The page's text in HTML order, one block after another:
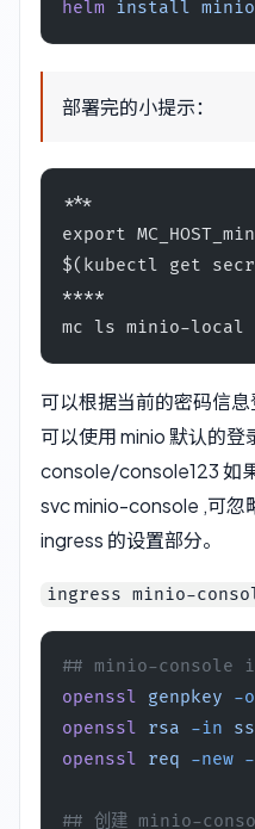
helm install minio
部署完的小提示：
***
export
$(kubectl get
****
mc ls minio-local
可以根据当前的密码信
可以使用 minio 默认的登
console/console123 如
svc minio-console ,可忽
ingress 的设置部分。
ingress minio-
## minio-console
openssl genpkey -
openssl rsa -in
openssl req -new -
## 创建 minio-